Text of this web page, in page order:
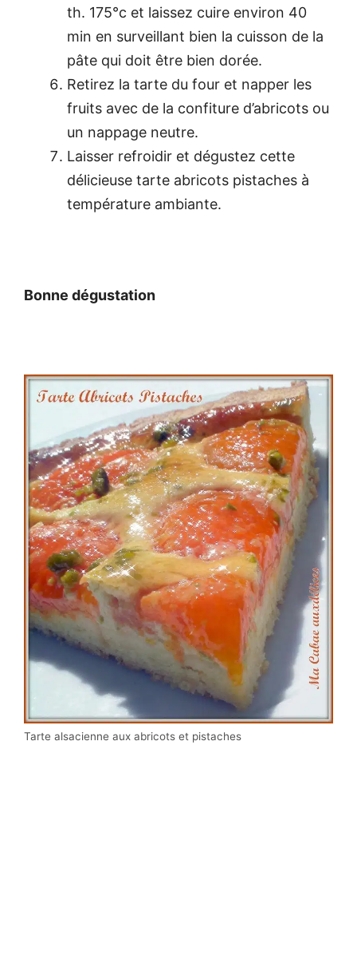
th. 175°c et laissez cuire environ 40
min en surveillant bien la cuisson de la
pâte qui doit être bien dorée.
Retirez la tarte du four et napper les
fruits avec de la confiture d’abricots ou
un nappage neutre.
Laisser refroidir et dégustez cette
délicieuse tarte abricots pistaches à
température ambiante.
Bonne dégustation
Tarte alsacienne aux abricots et pistaches